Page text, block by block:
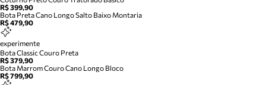
R$ 399,90
Bota Preta Cano Longo Salto Baixo Montaria
R$ 479,90
experimente
Bota Classic Couro Preta
R$ 379,90
Bota Marrom Couro Cano Longo Bloco
R$ 799,90